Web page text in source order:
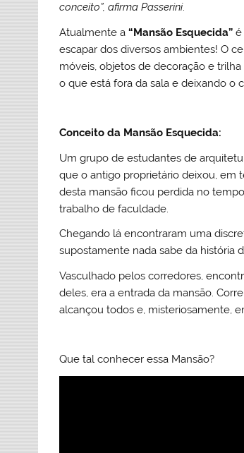
conceito”, afirma Passerini.
Atualmente a“Mansão Esquecida” é
escapar dos diversos ambientes! O
móveis, objetos de decoração e
o que está fora da sala e deixando o
Conceito da Mansão Esquecida:
Um grupo de estudantes de
que o antigo proprietário deixou, em
desta mansão ficou perdida no
trabalho de faculdade.
Chegando lá encontraram uma
supostamente nada sabe da história
Vasculhado pelos corredores,
deles, era a entrada da mansão.
alcançou todos e, misteriosamente,
Que tal conhecer essa Mansão?